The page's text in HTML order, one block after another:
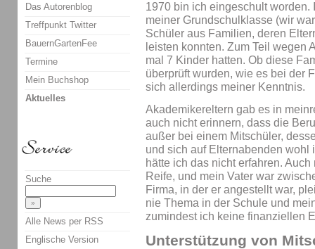
1970 bin ich eingeschult worden.
meiner Grundschulklasse (wir
Schüler aus Familien, deren
leisten konnten. Zum Teil wegen
mal 7 Kinder hatten. Ob diese
überprüft wurden, wie es bei der
sich allerdings meiner Kenntnis.
Akademikereltern gab es in
auch nicht erinnern, dass die
außer bei einem Mitschüler,
und sich auf Elternabenden wohl
hätte ich das nicht erfahren.
Reife, und mein Vater war
Firma, in der er angestellt war,
nie Thema in der Schule und
zumindest ich keine finanziellen
Unterstützung von
Das Autorenblog
Treffpunkt Twitter
BauernGartenFee
Termine
Mein Buchshop
Aktuelles
Suche
Alle News per RSS
Englische Version